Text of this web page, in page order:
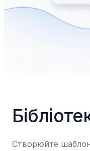
Створюйте